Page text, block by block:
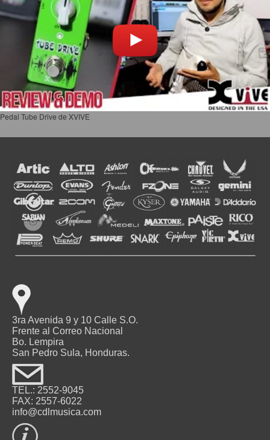
Pedal Tube Drive de XVIVE
3ra Avenida 9 y 10 Calle S.O.
Frente al Correo Nacional
Bo. Lempira
San Pedro Sula, Honduras.
TEL.: 2552-9045
FAX: 2557-6022
info@cdlmusica.com